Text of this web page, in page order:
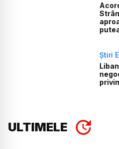
Știri
ULTIMELE